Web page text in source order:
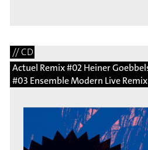
// CD
Actuel Remix #02 Heiner
#03 Ensemble Modern Live Remix